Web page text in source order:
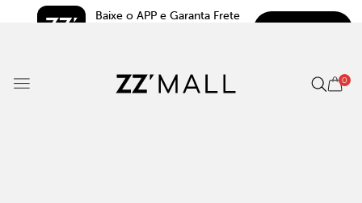
Baixe o APP e Garanta Frete
0